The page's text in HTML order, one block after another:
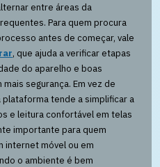
entre áreas da
Para quem procura
antes de começar, vale
, que ajuda a verificar etapas
do aparelho e boas
segurança. Em vez de
tende a simplificar a
e leitura confortável em telas
importante para quem
internet móvel ou em
o ambiente é bem